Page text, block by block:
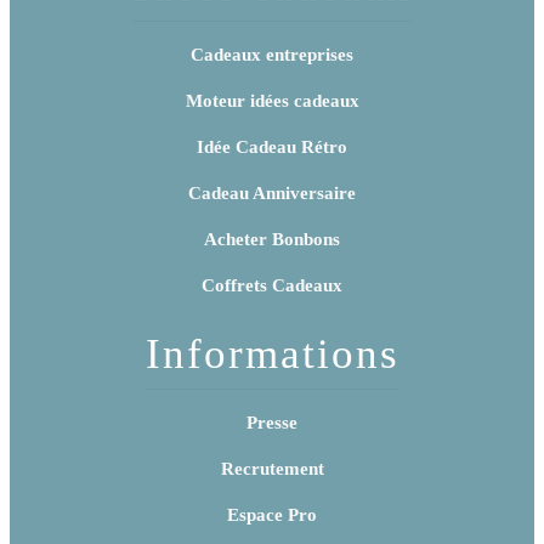
Cadeaux entreprises
Moteur idées cadeaux
Idée Cadeau Rétro
Cadeau Anniversaire
Acheter Bonbons
Coffrets Cadeaux
Informations
Presse
Recrutement
Espace Pro